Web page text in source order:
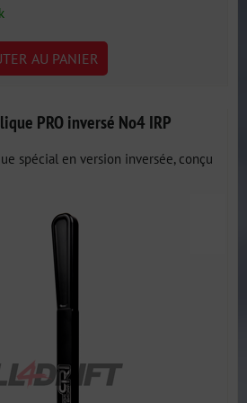
AU PANIER
PRO inversé No4 IRP
spécial en version inversée, conçu